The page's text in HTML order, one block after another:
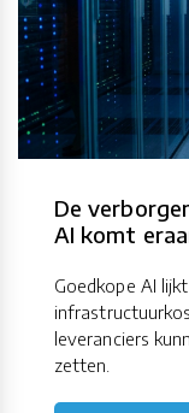
De
AI komt
Goedkope AI
leveranciers
zetten.